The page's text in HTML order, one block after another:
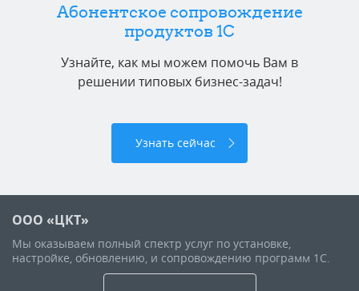
Абонентское сопровождение
продуктов 1C
Узнайте, как мы можем помочь Вам в
решении типовых бизнес-задач!
Узнать сейчас
ООО «ЦКТ»
Мы оказываем полный спектр услуг по установке,
настройке, обновлению, и сопровождению программ 1С.